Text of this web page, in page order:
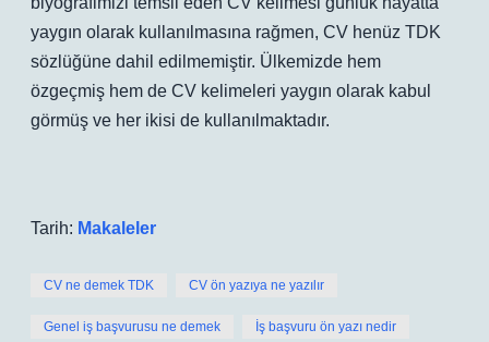
yaygın olarak kullanılmasına rağmen, CV henüz TDK
sözlüğüne dahil edilmemiştir. Ülkemizde hem
özgeçmiş hem de CV kelimeleri yaygın olarak kabul
görmüş ve her ikisi de kullanılmaktadır.
Tarih: Makaleler
CV ne demek TDK CV ön yazıya ne yazılır
Genel iş başvurusu ne demek İş başvuru ön yazı nedir